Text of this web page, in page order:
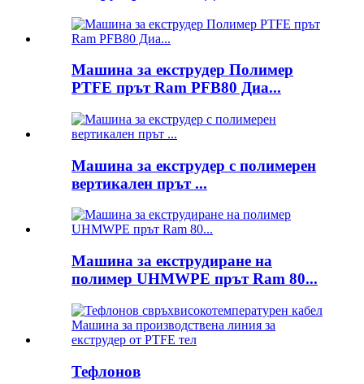
Машина за екструдер Полимер
PTFE прът Ram PFB80 Диа...
Машина за екструдер с полимерен
вертикален прът ...
Машина за екструдиране на
полимер UHMWPE прът Ram 80...
Тефлонов